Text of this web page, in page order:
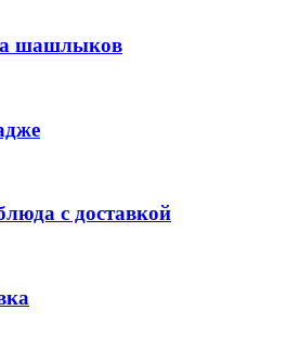
шашлыков
с доставкой